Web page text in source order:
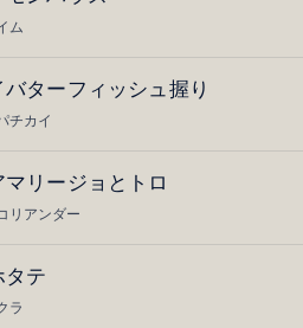
ム
ターフィッシュ握り
チカイ
リージョとトロ
リアンダー
タテ
ラ